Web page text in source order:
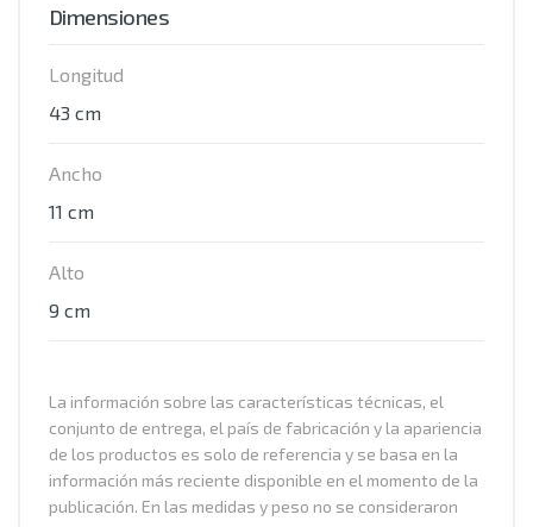
Dimensiones
Longitud
43 cm
Ancho
11 cm
Alto
9 cm
La información sobre las características técnicas, el
conjunto de entrega, el país de fabricación y la apariencia
de los productos es solo de referencia y se basa en la
información más reciente disponible en el momento de la
publicación. En las medidas y peso no se consideraron